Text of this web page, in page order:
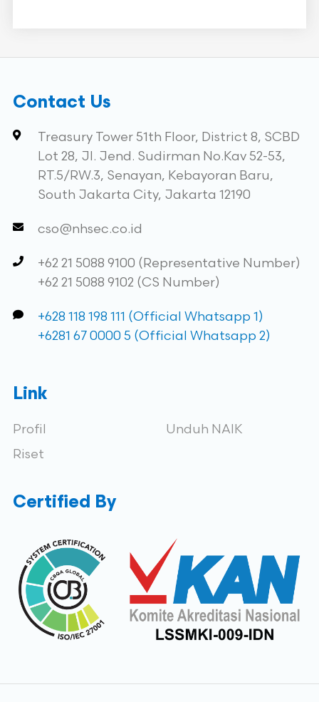
Contact Us
Treasury Tower 51th Floor, District 8, SCBD
Lot 28, Jl. Jend. Sudirman No.Kav 52-53,
RT.5/RW.3, Senayan, Kebayoran Baru,
South Jakarta City, Jakarta 12190
cso@nhsec.co.id
+62 21 5088 9100 (Representative Number)
+62 21 5088 9102 (CS Number)
+628 118 198 111 (Official Whatsapp 1)
+6281 67 0000 5 (Official Whatsapp 2)
Link
Profil
Riset
Unduh NAIK
Certified By